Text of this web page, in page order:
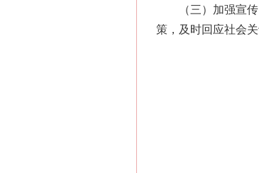
（三）加强宣传
策，及时回应社会